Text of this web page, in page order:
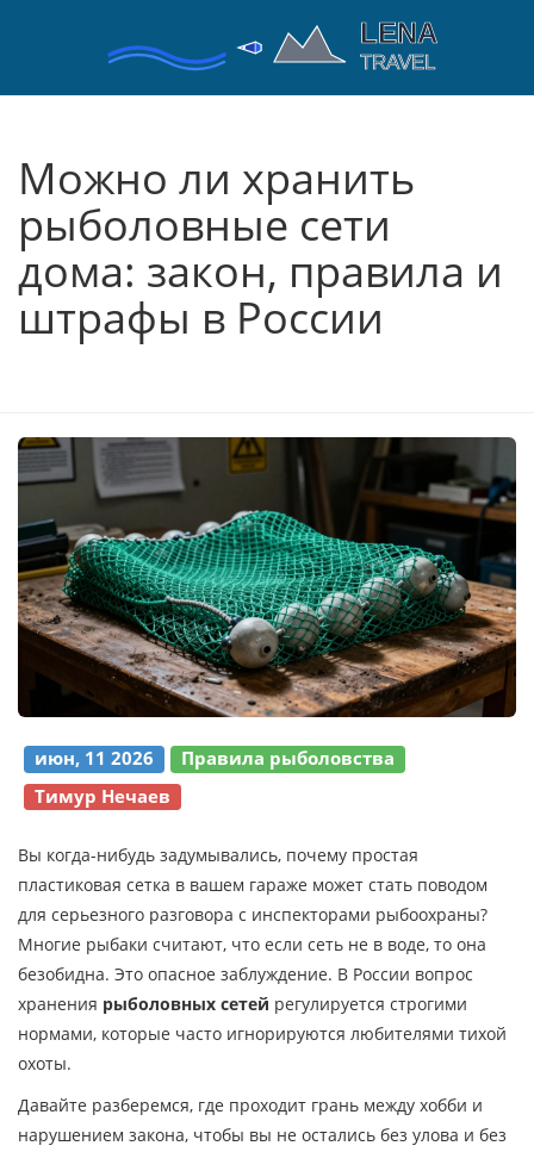
Можно ли хранить
рыболовные сети
дома: закон, правила и
штрафы в России
июн, 11 2026
Правила рыболовства
Тимур Нечаев
Вы когда-нибудь задумывались, почему простая
пластиковая сетка в вашем гараже может стать поводом
для серьезного разговора с инспекторами рыбоохраны?
Многие рыбаки считают, что если сеть не в воде, то она
безобидна. Это опасное заблуждение. В России вопрос
хранения рыболовных сетей регулируется строгими
нормами, которые часто игнорируются любителями тихой
охоты.
Давайте разберемся, где проходит грань между хобби и
нарушением закона, чтобы вы не остались без улова и без